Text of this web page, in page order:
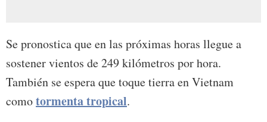
Se pronostica que en las próximas horas llegue a
sostener vientos de 249 kilómetros por hora.
También se espera que toque tierra en Vietnam
comotormenta tropical.